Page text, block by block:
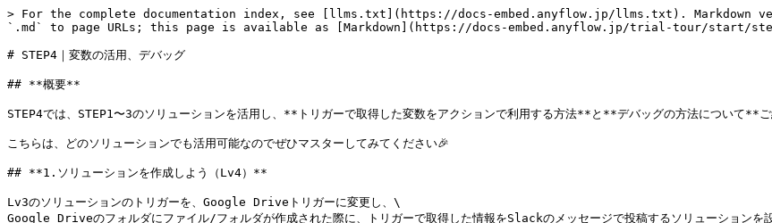
> For the complete documentation index, see [llms.txt](https://docs-embed.anyflow.jp/llms.txt). Markdown
`.md` to page URLs; this page is available as [Markdown](https://docs-embed.anyflow.jp/trial-tour/start/
# STEP4｜変数の活用、デバッグ
## **概要**
STEP4では、STEP1〜3のソリューションを活用し、**トリガーで取得した変数をアクションで利用する方法**と**デバッグの方法について**ご
こちらは、どのソリューションでも活用可能なのでぜひマスターしてみてください🎉
## **1.ソリューションを作成しよう（Lv4）**
Lv3のソリューションのトリガーを、Google Driveトリガーに変更し、\
Google Driveのフォルダにファイル/フォルダが作成された際に、トリガーで取得した情報をSlackのメッセージで投稿するソリューションを設